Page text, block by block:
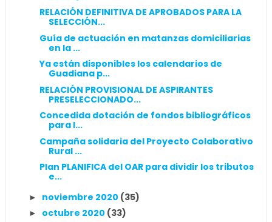
RELACIÓN DEFINITIVA DE APROBADOS PARA LA
SELECCIÓN...
Guía de actuación en matanzas domiciliarias
en la ...
Ya están disponibles los calendarios de
Guadiana p...
RELACIÓN PROVISIONAL DE ASPIRANTES
PRESELECCIONADO...
Concedida dotación de fondos bibliográficos
para l...
Campaña solidaria del Proyecto Colaborativo
Rural ...
Plan PLANIFICA del OAR para dividir los tributos
e...
► noviembre 2020 (35)
► octubre 2020 (33)